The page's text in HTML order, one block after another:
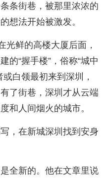
条街巷，被那里浓浓的
想法开始被激发。
光鲜的高楼大厦后面，
的“握手楼”，俗称“城中
白领最初来到深圳，
了街巷，深圳才从云端
和人间烟火的城市。
，在新城深圳找到安身
全新的。他在文章里说